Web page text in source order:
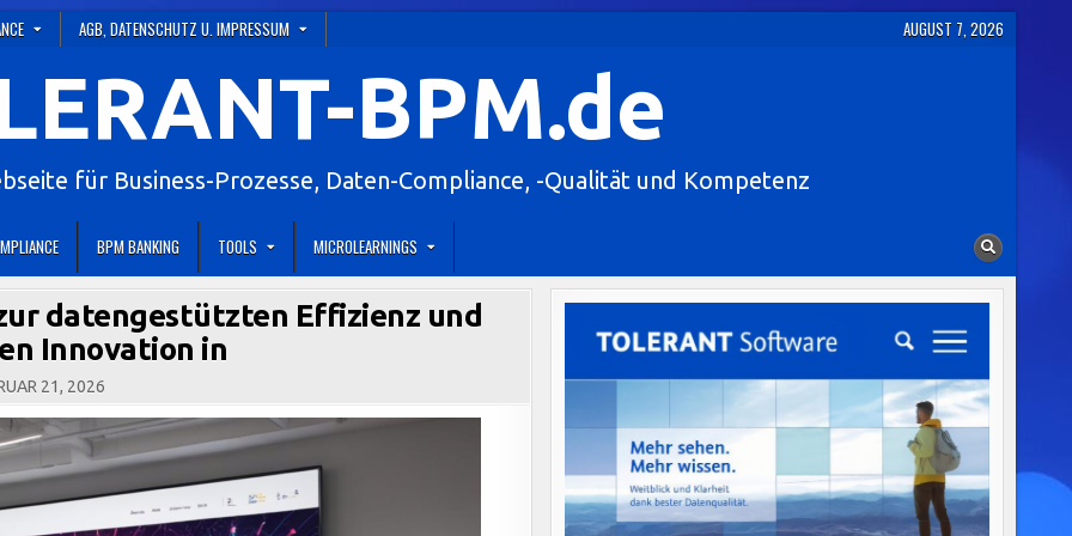
AGB, DATENSCHUTZ U. IMPRESSUM AUGUST 7, 2026
BPM.de
für Business-Prozesse, Daten-Compliance, -Qualität und Kompetenz
BPM BANKING TOOLS MICROLEARNINGS
datengestützten Effizienz und
Innovation in
21, 2026